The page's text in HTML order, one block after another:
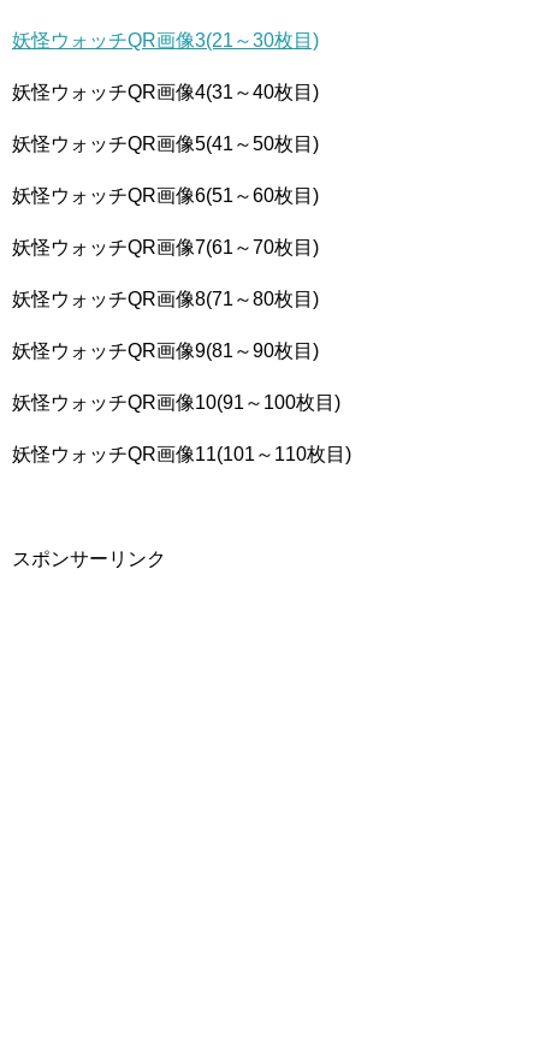
妖怪ウォッチQR画像3(21～30枚目)
妖怪ウォッチQR画像4(31～40枚目)
妖怪ウォッチQR画像5(41～50枚目)
妖怪ウォッチQR画像6(51～60枚目)
妖怪ウォッチQR画像7(61～70枚目)
妖怪ウォッチQR画像8(71～80枚目)
妖怪ウォッチQR画像9(81～90枚目)
妖怪ウォッチQR画像10(91～100枚目)
妖怪ウォッチQR画像11(101～110枚目)
スポンサーリンク